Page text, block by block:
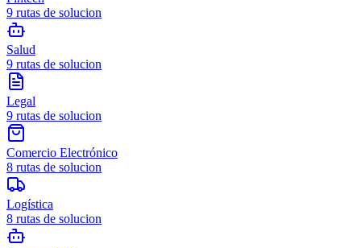
9 rutas de solucion
Salud
9 rutas de solucion
Legal
9 rutas de solucion
Comercio Electrónico
8 rutas de solucion
Logística
8 rutas de solucion